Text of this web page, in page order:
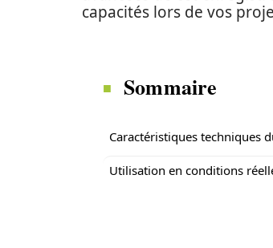
capacités lors de vos
Sommaire
Caractéristiques techniques
Utilisation en conditions